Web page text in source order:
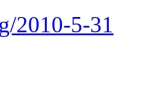
2010-5-31